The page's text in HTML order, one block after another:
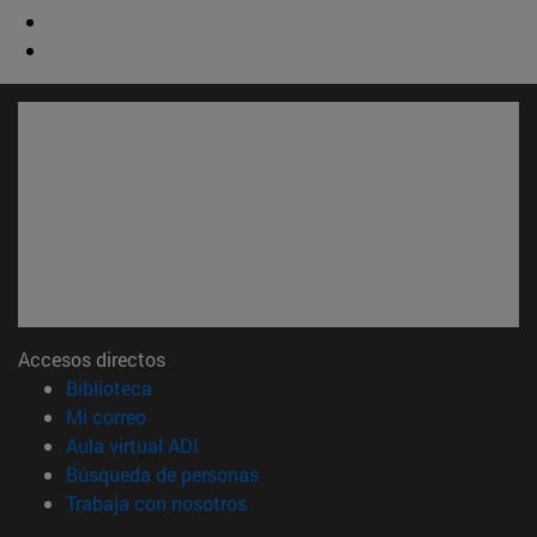
Accesos directos
Biblioteca
Mi correo(abre en nueva ventana)
Aula virtual ADI
Búsqueda de personas(abre en nueva ventana)
Trabaja con nosotros(abre en nueva ventana)